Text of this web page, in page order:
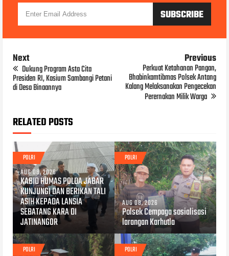
Next
Dukung Program Asta Cita
Presiden RI, Kasium Sambangi Petani
di Desa Binaannya
Previous
Perkuat Ketahanan Pangan,
Bhabinkamtibmas Polsek Antang
Kalang Melaksanakan Pengecekan
Perernakan Milik Warga
RELATED POSTS
POLRI
AUG 08, 2026
KABID HUMAS POLDA JABAR
KUNJUNGI DAN BERIKAN TALI
ASIH KEPADA LANSIA
SEBATANG KARA DI
JATINANGOR
POLRI
AUG 08, 2026
Polsek Cempaga sosialisasi
larangan Karhutla
POLRI POLRI